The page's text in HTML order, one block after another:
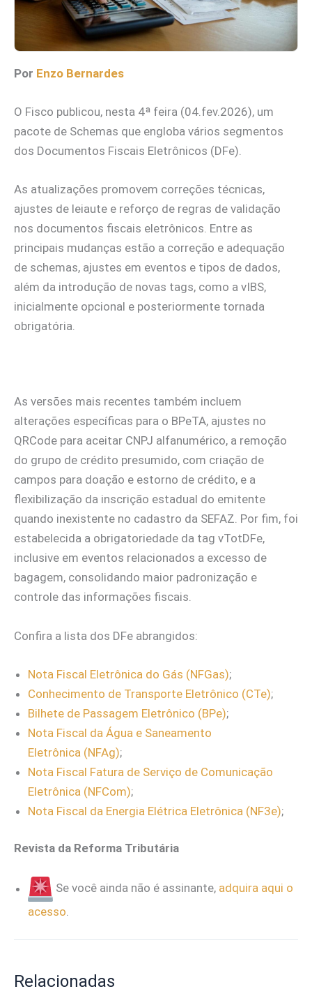
Por Enzo Bernardes
O Fisco publicou, nesta 4ª feira (04.fev.2026), um
pacote de Schemas que engloba vários segmentos
dos Documentos Fiscais Eletrônicos (DFe).
As atualizações promovem correções técnicas,
ajustes de leiaute e reforço de regras de validação
nos documentos fiscais eletrônicos. Entre as
principais mudanças estão a correção e adequação
de schemas, ajustes em eventos e tipos de dados,
além da introdução de novas tags, como a vIBS,
inicialmente opcional e posteriormente tornada
obrigatória.
As versões mais recentes também incluem
alterações específicas para o BPeTA, ajustes no
QRCode para aceitar CNPJ alfanumérico, a remoção
do grupo de crédito presumido, com criação de
campos para doação e estorno de crédito, e a
flexibilização da inscrição estadual do emitente
quando inexistente no cadastro da SEFAZ. Por fim, foi
estabelecida a obrigatoriedade da tag vTotDFe,
inclusive em eventos relacionados a excesso de
bagagem, consolidando maior padronização e
controle das informações fiscais.
Confira a lista dos DFe abrangidos:
Nota Fiscal Eletrônica do Gás (NFGas);
Conhecimento de Transporte Eletrônico (CTe);
Bilhete de Passagem Eletrônico (BPe);
Nota Fiscal da Água e Saneamento
Eletrônica (NFAg);
Nota Fiscal Fatura de Serviço de Comunicação
Eletrônica (NFCom);
Nota Fiscal da Energia Elétrica Eletrônica (NF3e);
Revista da Reforma Tributária
Se você ainda não é assinante, adquira aqui o
acesso.
Relacionadas